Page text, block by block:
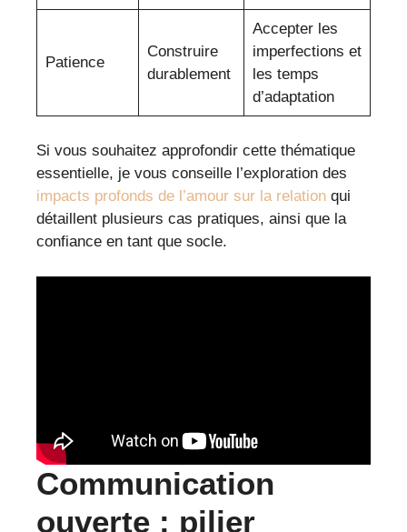
Patience
Construire
durablement
Accepter les
imperfections et
les temps
d’adaptation
Si vous souhaitez approfondir cette thématique
essentielle, je vous conseille l’exploration des
impacts profonds de l’amour sur la relation qui
détaillent plusieurs cas pratiques, ainsi que la
confiance en tant que socle.
Communication
ouverte : pilier